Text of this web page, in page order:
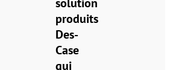
produits
Des-
Case
qui